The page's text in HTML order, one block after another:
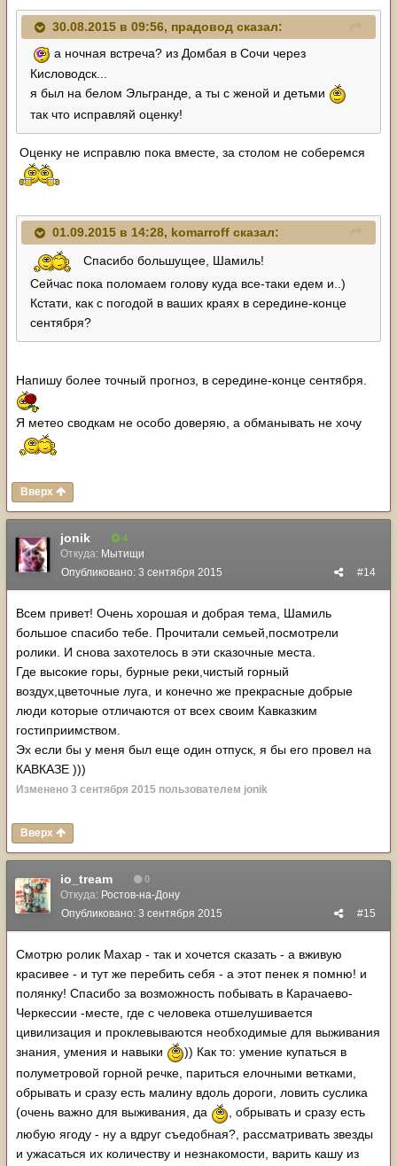
30.08.2015 в 09:56, прадовод сказал:
а ночная встреча? из Домбая в Сочи через
Кисловодск...
я был на белом Эльгранде, а ты с женой и детьми
так что исправляй оценку!
Оценку не исправлю пока вместе, за столом не соберемся
01.09.2015 в 14:28, komarroff сказал:
Спасибо большущее, Шамиль!
Сейчас пока поломаем голову куда все-таки едем и..)
Кстати, как с погодой в ваших краях в середине-конце
сентября?
Напишу более точный прогноз, в середине-конце сентября.
Я метео сводкам не особо доверяю, а обманывать не хочу
Вверх
jonik 4
Откуда: Мытищи
#14
Опубликовано: 3 сентября 2015
Всем привет! Очень хорошая и добрая тема, Шамиль
большое спасибо тебе. Прочитали семьей,посмотрели
ролики. И снова захотелось в эти сказочные места.
Где высокие горы, бурные реки,чистый горный
воздух,цветочные луга, и конечно же прекрасные добрые
люди которые отличаются от всех своим Кавказким
гостиприимством.
Эх если бы у меня был еще один отпуск, я бы его провел на
КАВКАЗЕ )))
Изменено 3 сентября 2015 пользователем jonik
Вверх
io_tream 0
Откуда: Ростов-на-Дону
#15
Опубликовано: 3 сентября 2015
Смотрю ролик Махар - так и хочется сказать - а вживую
красивее - и тут же перебить себя - а этот пенек я помню! и
полянку! Спасибо за возможность побывать в Карачаево-
Черкессии -месте, где с человека отшелушивается
цивилизация и проклевываются необходимые для выживания
знания, умения и навыки
)) Как то: умение купаться в
полуметровой горной речке, париться елочными ветками,
обрывать и сразу есть малину вдоль дороги, ловить суслика
(очень важно для выживания, да
, обрывать и сразу есть
любую ягоду - ну а вдруг съедобная?, рассматривать звезды
и ужасаться их количеству и незнакомости, варить кашу из